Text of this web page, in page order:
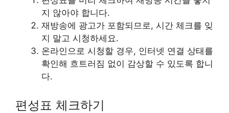
지 않아야 합니다.
재방송에 광고가 포함되므로, 시간 체크를 잊
지 말고 시청하세요.
온라인으로 시청할 경우, 인터넷 연결 상태를
확인해 흐트러짐 없이 감상할 수 있도록 합니
다.
편성표 체크하기